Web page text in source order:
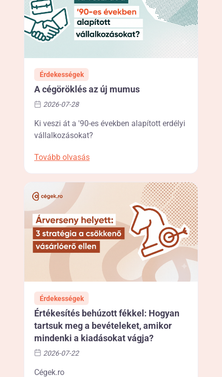
Érdekességek
A cégöröklés az új mumus
2026-07-28
Ki veszi át a '90-es években alapított erdélyi
vállalkozásokat?
Tovább olvasás
Érdekességek
Értékesítés behúzott fékkel: Hogyan
tartsuk meg a bevételeket, amikor
mindenki a kiadásokat vágja?
2026-07-22
Cégek.ro